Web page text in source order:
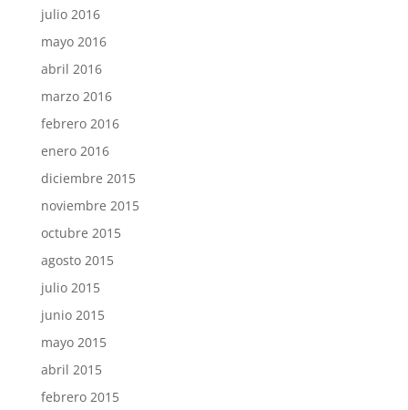
julio 2016
mayo 2016
abril 2016
marzo 2016
febrero 2016
enero 2016
diciembre 2015
noviembre 2015
octubre 2015
agosto 2015
julio 2015
junio 2015
mayo 2015
abril 2015
febrero 2015